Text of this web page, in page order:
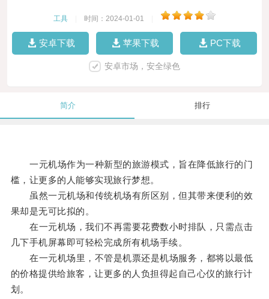
工具 时间：2024-01-01
安卓下载 苹果下载 PC下载
安卓市场，安全绿色
简介 排行
一元机场作为一种新型的旅游模式，旨在降低旅行的门
槛，让更多的人能够实现旅行梦想。
虽然一元机场和传统机场有所区别，但其带来便利的效
果却是无可比拟的。
在一元机场，我们不再需要花费数小时排队，只需点击
几下手机屏幕即可轻松完成所有机场手续。
在一元机场里，不管是机票还是机场服务，都将以最低
的价格提供给旅客，让更多的人负担得起自己心仪的旅行计
划。